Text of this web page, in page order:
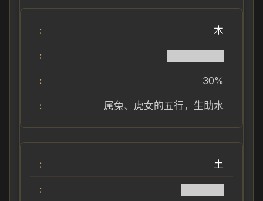
木
30%
属兔、虎女的五行，生助水
土